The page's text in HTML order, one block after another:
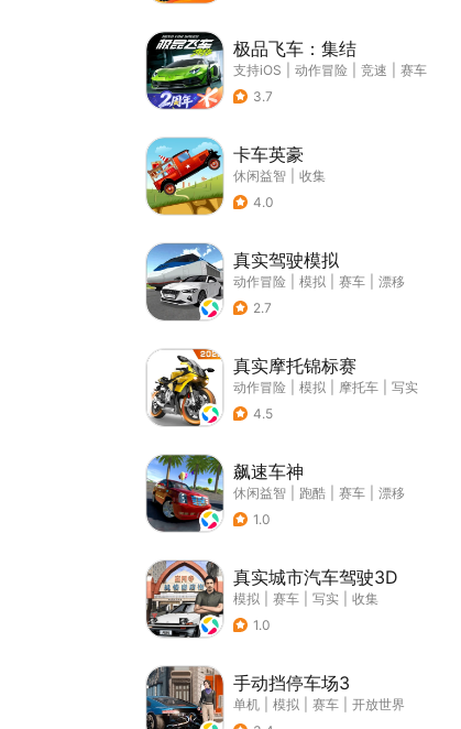
极品飞车：集结
支持iOS 动作冒险 竞速
赛车
3.7
卡车英豪
休闲益智
收集
4.0
真实驾驶模拟
动作冒险 模拟 赛车
漂移
2.7
真实摩托锦标赛
动作冒险 模拟 摩托车
写实
4.5
飙速车神
休闲益智 跑酷 赛车
漂移
1.0
真实城市汽车驾驶3D
模拟 赛车 写实
收集
1.0
手动挡停车场3
单机 模拟 赛车
开放世界